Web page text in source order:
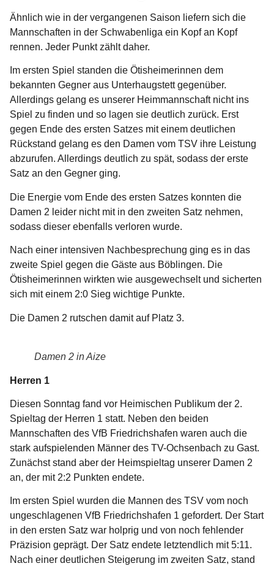
Ähnlich wie in der vergangenen Saison liefern sich die
Mannschaften in der Schwabenliga ein Kopf an Kopf
rennen. Jeder Punkt zählt daher.
Im ersten Spiel standen die Ötisheimerinnen dem
bekannten Gegner aus Unterhaugstett gegenüber.
Allerdings gelang es unserer Heimmannschaft nicht ins
Spiel zu finden und so lagen sie deutlich zurück. Erst
gegen Ende des ersten Satzes mit einem deutlichen
Rückstand gelang es den Damen vom TSV ihre Leistung
abzurufen. Allerdings deutlich zu spät, sodass der erste
Satz an den Gegner ging.
Die Energie vom Ende des ersten Satzes konnten die
Damen 2 leider nicht mit in den zweiten Satz nehmen,
sodass dieser ebenfalls verloren wurde.
Nach einer intensiven Nachbesprechung ging es in das
zweite Spiel gegen die Gäste aus Böblingen. Die
Ötisheimerinnen wirkten wie ausgewechselt und sicherten
sich mit einem 2:0 Sieg wichtige Punkte.
Die Damen 2 rutschen damit auf Platz 3.
Damen 2 in Aize
Herren 1
Diesen Sonntag fand vor Heimischen Publikum der 2.
Spieltag der Herren 1 statt. Neben den beiden
Mannschaften des VfB Friedrichshafen waren auch die
stark aufspielenden Männer des TV-Ochsenbach zu Gast.
Zunächst stand aber der Heimspieltag unserer Damen 2
an, der mit 2:2 Punkten endete.
Im ersten Spiel wurden die Mannen des TSV vom noch
ungeschlagenen VfB Friedrichshafen 1 gefordert. Der Start
in den ersten Satz war holprig und von noch fehlender
Präzision geprägt. Der Satz endete letztendlich mit 5:11.
Nach einer deutlichen Steigerung im zweiten Satz, stand